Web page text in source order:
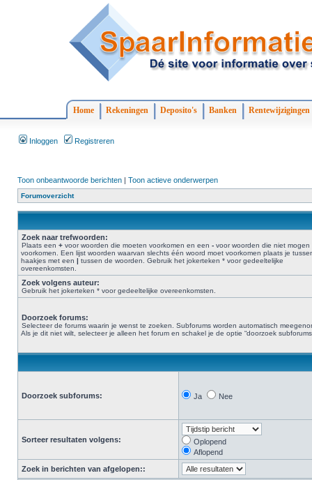
Home Rekeningen Deposito's Banken Rentewijzigingen
Inloggen Registreren
Toon onbeantwoorde berichten | Toon actieve onderwerpen
Forumoverzicht
Zoek naar trefwoorden:
Plaats een + voor woorden die moeten voorkomen en een - voor woorden die niet mogen
voorkomen. Een lijst woorden waarvan slechts één woord moet voorkomen plaats je
haakjes met een | tussen de woorden. Gebruik het jokerteken * voor gedeeltelijke
overeenkomsten.
Zoek volgens auteur:
Gebruik het jokerteken * voor gedeeltelijke overeenkomsten.
Doorzoek forums:
Selecteer de forums waarin je wenst te zoeken. Subforums worden automatisch
Als je dit niet wilt, selecteer je alleen het forum en schakel je de optie “doorzoek
Doorzoek subforums: Ja Nee
Sorteer resultaten volgens:
Oplopend
Aflopend
Zoek in berichten van afgelopen::